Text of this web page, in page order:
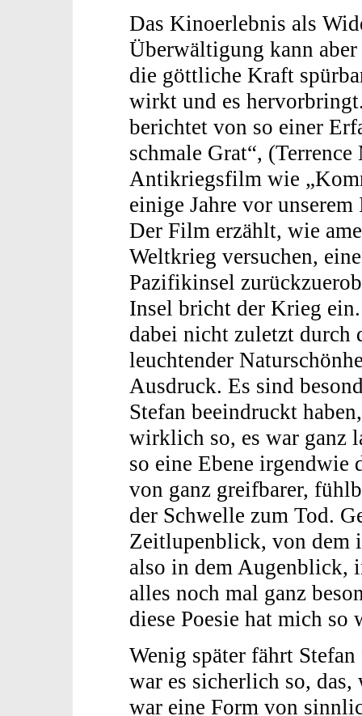
Das Kinoerlebnis als
Überwältigung kann aber
die göttliche Kraft
wirkt und es
berichtet von so einer
schmale Grat“,
Antikriegsfilm wie
einige Jahre vor
Der Film erzählt, wie
Weltkrieg versuchen,
Pazifikinsel
Insel bricht der Krieg
dabei nicht zuletzt durch
leuchtender
Ausdruck. Es sind
Stefan beeindruckt
wirklich so, es war ganz
so eine Ebene irgendwie
von ganz greifbarer,
der Schwelle zum Tod.
Zeitlupenblick, von dem
also in dem Augenblick,
alles noch mal ganz
diese Poesie hat mich
Wenig später fährt
war es sicherlich so,
war eine Form von